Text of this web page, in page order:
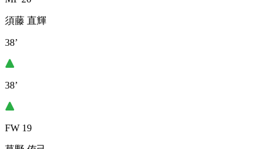
須藤 直輝
38’
38’
FW 19